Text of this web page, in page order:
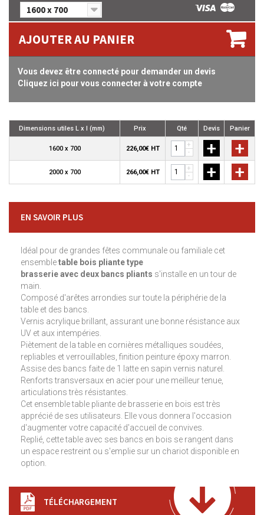
1600 x 700
AJOUTER AU PANIER
Vous devez être connecté pour demander un devis
Cliquez ici pour vous connecter à votre compte
Dimensions utiles L x l (mm) Prix Qté Devis Panier
1600 x 700 226,00€ HT
+
-
+ +
2000 x 700 266,00€ HT
+
-
+ +
EN SAVOIR PLUS
Idéal pour de grandes fêtes communale ou familiale cet
ensembletable bois pliante type
brasserie avec deux bancs pliants s'installe en un tour de
main.
Composé d'arêtes arrondies sur toute la périphérie de la
table et des bancs.
Vernis acrylique brillant, assurant une bonne résistance aux
UV et aux intempéries.
Piètement de la table en cornières métalliques soudées,
repliables et verrouillables, finition peinture époxy marron.
Assise des bancs faite de 1 latte en sapin vernis naturel.
Renforts transversaux en acier pour une meilleur tenue,
articulations très résistantes.
Cet ensemble table pliante de brasserie en bois est très
apprécié de ses utilisateurs. Elle vous donnera l'occasion
d'augmenter votre capacité d'accueil de convives.
Replié, cette table avec ses bancs en bois se rangent dans
un espace restreint ou s'emplie sur un chariot disponible en
option.
TÉLÉCHARGEMENT